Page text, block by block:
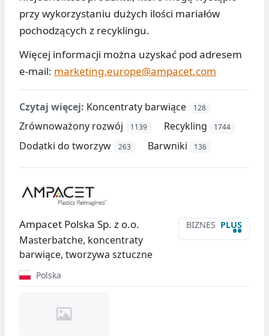
przy wykorzystaniu dużych ilości mariałów
pochodzących z recyklingu.
Więcej informacji można uzyskać pod adresem
e-mail: marketing.europe@ampacet.com
Czytaj więcej: Koncentraty barwiące 128
Zrównoważony rozwój 1139 Recykling 1744
Dodatki do tworzyw 263 Barwniki 136
BIZNES PLUS
••
Ampacet Polska Sp. z o.o.
Masterbatche, koncentraty
barwiące, tworzywa sztuczne
Polska